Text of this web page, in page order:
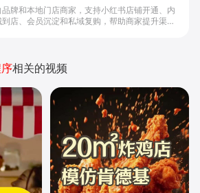
, 找有赞
牌和本地门店商家，支持小红书店铺开通、内
店、会员沉淀和私域复购，帮助商家提升渠道
相关的视频